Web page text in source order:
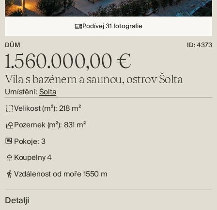
Podívej 31 fotografie
DŮM
ID: 4373
1.560.000,00 €
Vila s bazénem a saunou, ostrov Šolta
Umístění: Šolta
Velikost (m²): 218 m²
Pozemek (m²): 831 m²
Pokoje: 3
Koupelny4
Vzdálenost od moře1550 m
Detalji